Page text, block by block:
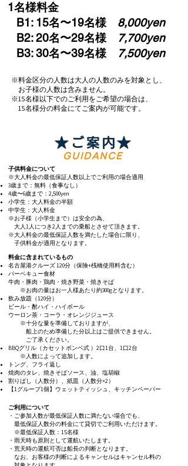
1名様料金
B1: 15名〜19名様 8,000yen
B2: 20名〜29名様
7,700yen
B3: 30名〜39名様
7,500yen
※料金区分の人数は大人の人数のみを対象とし、
お子様の人数は含みません。
​※15名様以下でのご利用をご希望の場合は、
15名様分の料金にてご案内が可能です。
★ご案内★
GUIDANCE
子供料金について
※大人料金の最低保証人数以上でご利用の場合適用
3歳まで：無料（食事なし）
4歳〜6歳まで：2,500yen
小学生：大人料金の半額
中学生：大人料金
※お子様（小学生まで）は安全の為、
大人1人につき2人までの乗船とさせて頂きます。
※大人料金の最低保証人数を満たした場合に限り、
子供料金が適用となります。​​
料金に含まれているもの
​​名古屋港クルーズ 120分（保険+桟橋使用料含む）
バーベキュー食材
牛肉・豚肉・鶏肉・焼き野菜・焼きそば
※お肉の量はお一人様あたり約300gとなります。
飲み放題（120分）
ビール・酎ハイ・ハイボール
ウーロン茶・コーラ・オレンジジュース
※十分な量を準備しておりますが、
船上のため準備した分以上はご提供できません。
ご了承ください。​
BBQグリル（カセットボンベ式 ）2口1台、1口2台
※人数によって追加します。
トング、フライ返し
焼肉のタレ、焼きそばソース、油、塩胡椒
割りばし（人数分）、紙皿（人数分×2）
【1グループ1個】ウェットティッシュ、キッチンペーパー
ご利用について
・ご参加人数が最低保証人数に満たない場合でも、
最低保証人数分の料金にて貸切でご利用いただけます。
※最低保証人数：15名様
・雨天時も原則として運航いたします。
・荒天時の運航可否は船長の判断となります。
なお、お客様の判断によるキャンセルはキャンセル料の